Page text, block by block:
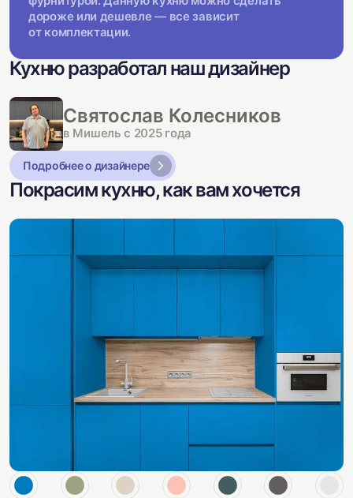
дороже или дешевле — все зависит
от комплектации.
Кухню разработал наш дизайнер
Святослав Колесников
в Мишель с 2025 года
Подробнее о дизайнере
Покрасим кухню, как вам хочется